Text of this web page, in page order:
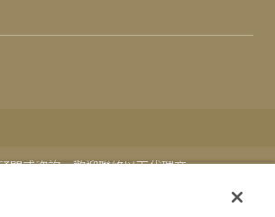
問或咨詢，歡迎聯絡以下代理商。